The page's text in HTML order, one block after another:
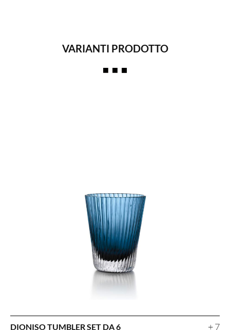
VARIANTI PRODOTTO
DIONISO TUMBLER SET DA 6 + 7